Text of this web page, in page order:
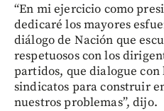
“En mi ejercicio como
dedicaré los mayores
diálogo de Nación que
respetuosos con los
partidos, que dialogue con
sindicatos para construir
nuestros problemas”, dijo.